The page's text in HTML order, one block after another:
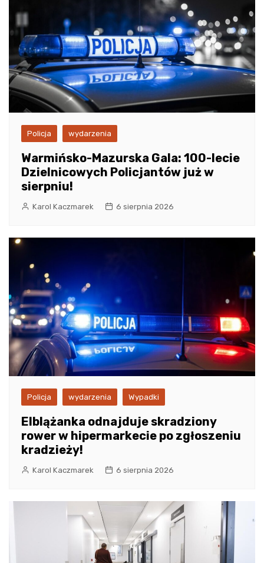
Policja wydarzenia
Warmińsko-Mazurska Gala: 100-lecie
Dzielnicowych Policjantów już w
sierpniu!
Karol Kaczmarek 6 sierpnia 2026
Policja wydarzenia Wypadki
Elblążanka odnajduje skradziony
rower w hipermarkecie po zgłoszeniu
kradzieży!
Karol Kaczmarek 6 sierpnia 2026